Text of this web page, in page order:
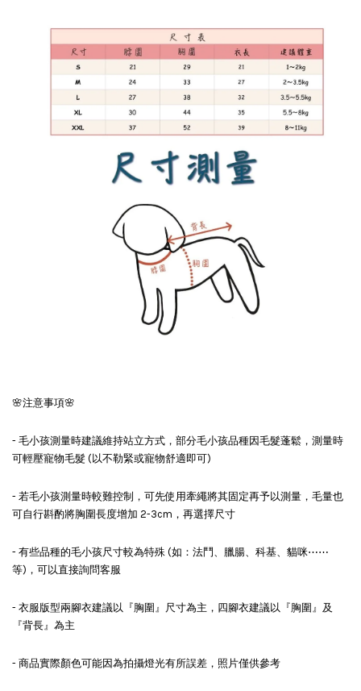
🌸注意事項🌸
- 毛小孩測量時建議維持站立方式，部分毛小孩品種因毛髮蓬鬆，測量時
可輕壓寵物毛髮 (以不勒緊或寵物舒適即可)
- 若毛小孩測量時較難控制，可先使用牽繩將其固定再予以測量，毛量也
可自行斟酌將胸圍長度增加 2-3cm，再選擇尺寸
- 有些品種的毛小孩尺寸較為特殊 (如：法鬥、臘腸、科基、貓咪⋯⋯
等)，可以直接詢問客服
- 衣服版型兩腳衣建議以『胸圍』尺寸為主，四腳衣建議以『胸圍』及
『背長』為主
- 商品實際顏色可能因為拍攝燈光有所誤差，照片僅供參考